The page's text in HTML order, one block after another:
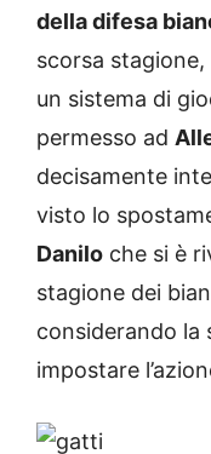
della difesa
scorsa
un sistema di
permesso ad
decisamente
visto lo
Danilo che si è
stagione dei
considerando la
impostare